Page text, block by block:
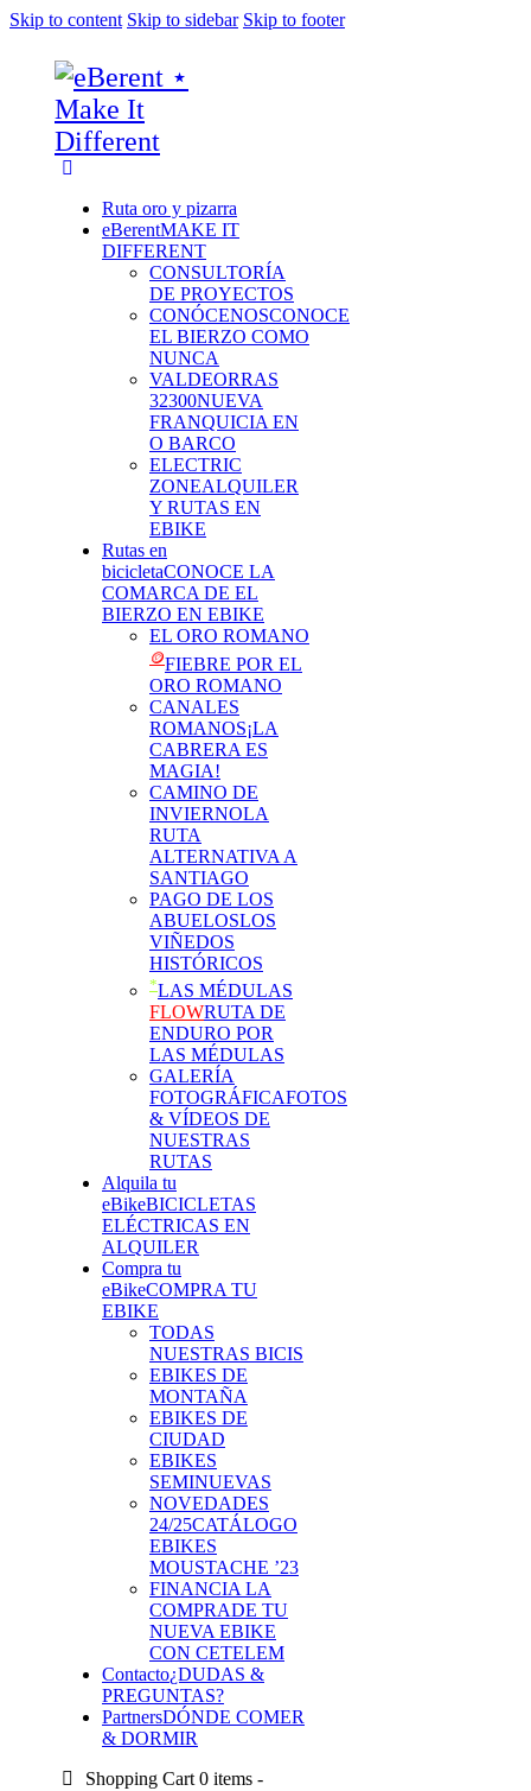
Skip to content Skip to sidebar Skip to footer
Ruta oro y pizarra
eBerentMAKE IT
DIFFERENT
CONSULTORÍA
DE PROYECTOS
CONÓCENOSCONOCE
EL BIERZO COMO
NUNCA
VALDEORRAS
32300NUEVA
FRANQUICIA EN
O BARCO
ELECTRIC
ZONEALQUILER
Y RUTAS EN
EBIKE
Rutas en
bicicletaCONOCE LA
COMARCA DE EL
BIERZO EN EBIKE
EL ORO ROMANO
🪙FIEBRE POR EL
ORO ROMANO
CANALES
ROMANOS¡LA
CABRERA ES
MAGIA!
CAMINO DE
INVIERNOLA
RUTA
ALTERNATIVA A
SANTIAGO
PAGO DE LOS
ABUELOSLOS
VIÑEDOS
HISTÓRICOS
*LAS MÉDULAS
FLOWRUTA DE
ENDURO POR
LAS MÉDULAS
GALERÍA
FOTOGRÁFICAFOTOS
& VÍDEOS DE
NUESTRAS
RUTAS
Alquila tu
eBikeBICICLETAS
ELÉCTRICAS EN
ALQUILER
Compra tu
eBikeCOMPRA TU
EBIKE
TODAS
NUESTRAS BICIS
EBIKES DE
MONTAÑA
EBIKES DE
CIUDAD
EBIKES
SEMINUEVAS
NOVEDADES
24/25CATÁLOGO
EBIKES
MOUSTACHE ’23
FINANCIA LA
COMPRADE TU
NUEVA EBIKE
CON CETELEM
Contacto¿DUDAS &
PREGUNTAS?
PartnersDÓNDE COMER
& DORMIR
Shopping Cart 0 items -